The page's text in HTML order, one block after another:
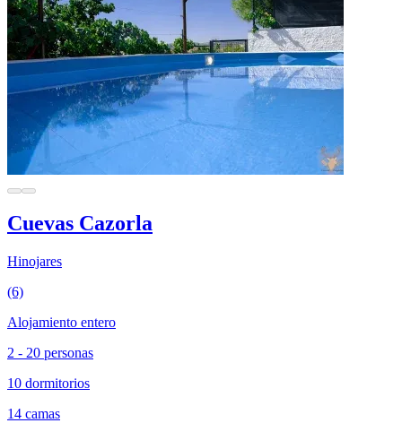
Cuevas Cazorla
Hinojares
(6)
Alojamiento entero
2 - 20 personas
10 dormitorios
14 camas